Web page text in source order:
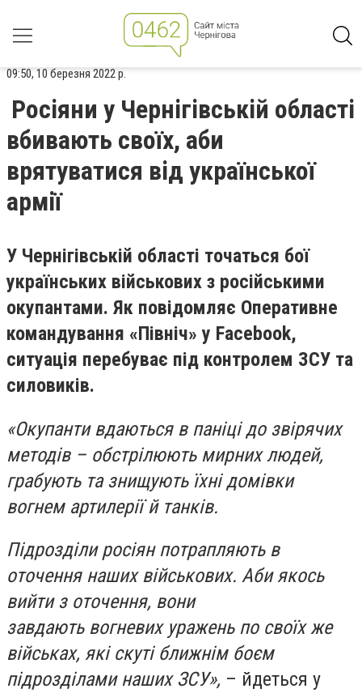
09:50, 10 березня 2022 р.
Росіяни у Чернігівській області
вбивають своїх, аби
врятуватися від української
армії
У Чернігівській області точаться бої
українських військових з російськими
окупантами. Як повідомляє Оперативне
командування «Північ» у Facebook,
ситуація перебуває під контролем ЗСУ та
силовиків.
«Окупанти вдаються в паніці до звірячих
методів – обстрілюють мирних людей,
грабують та знищують їхні домівки
вогнем артилерії й танків.
Підрозділи росіян потрапляють в
оточення наших військових. Аби якось
вийти з оточення, вони
завдають вогневих уражень по своїх же
військах, які скуті ближнім боєм
підрозділами наших ЗСУ», – йдеться у